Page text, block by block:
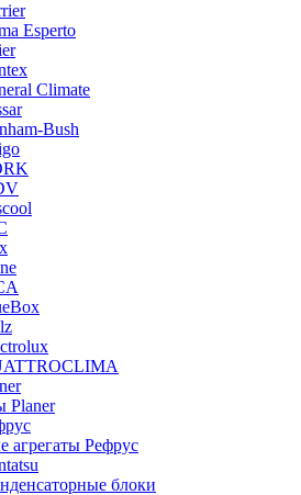
Esperto
Climate
Bush
Planer
агрегаты Рефрус
блоки